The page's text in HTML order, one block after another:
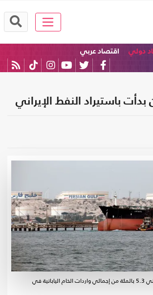
دولي اقتصاد عربي
بدأت باستيراد النفط الإيراني
يشكّل النفط الإيراني 5.3 بالمئة من إجمالي واردات الخام اليابانية في